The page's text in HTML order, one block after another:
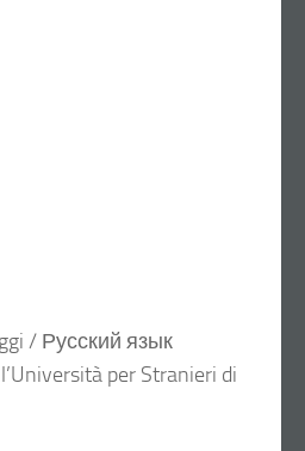
/ Русский язык
per Stranieri di